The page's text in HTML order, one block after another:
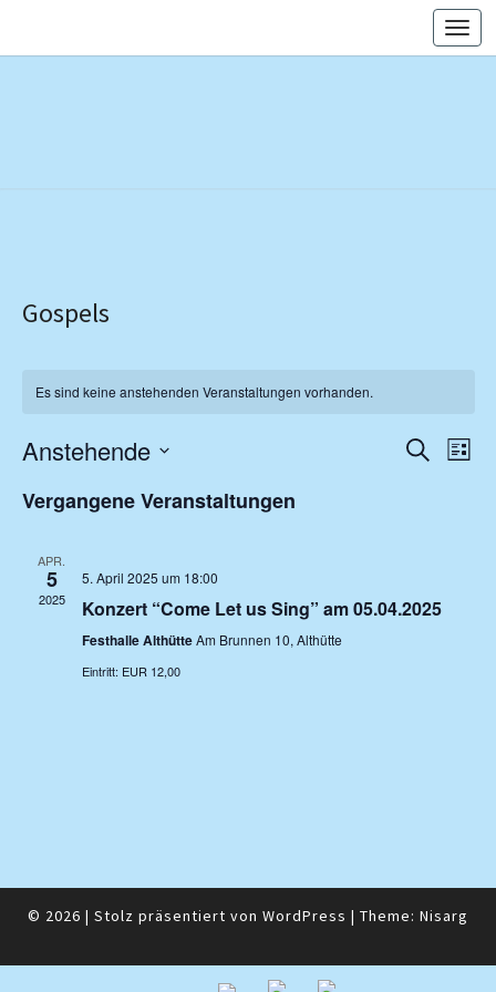
Gospels
Es sind keine anstehenden Veranstaltungen vorhanden.
Suche Liste
Anstehende
wählen.
Vergangene Veranstaltungen
APR.
5
2025
5. April 2025 um 18:00
Konzert “Come Let us Sing” am 05.04.2025
Festhalle AlthütteAm Brunnen 10, Althütte
Eintritt: EUR 12,00
© 2026 | Stolz präsentiert von WordPress | Theme: Nisarg